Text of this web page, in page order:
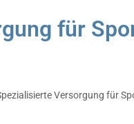
für
Versorgung für